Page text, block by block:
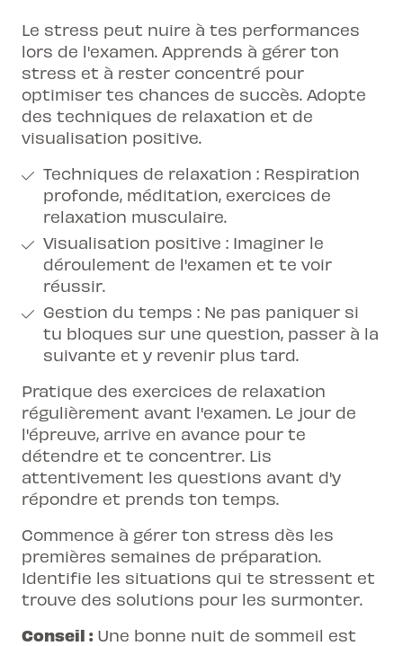
Le stress peut nuire à tes performances
lors de l'examen. Apprends à gérer ton
stress et à rester concentré pour
optimiser tes chances de succès. Adopte
des techniques de relaxation et de
visualisation positive.
Techniques de relaxation : Respiration
profonde, méditation, exercices de
relaxation musculaire.
Visualisation positive : Imaginer le
déroulement de l'examen et te voir
réussir.
Gestion du temps : Ne pas paniquer si
tu bloques sur une question, passer à la
suivante et y revenir plus tard.
Pratique des exercices de relaxation
régulièrement avant l'examen. Le jour de
l'épreuve, arrive en avance pour te
détendre et te concentrer. Lis
attentivement les questions avant d'y
répondre et prends ton temps.
Commence à gérer ton stress dès les
premières semaines de préparation.
Identifie les situations qui te stressent et
trouve des solutions pour les surmonter.
Conseil : Une bonne nuit de sommeil est